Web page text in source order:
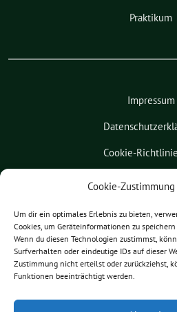
Cookie-
Um dir ein optimales Erlebnis zu bieten,
Cookies, um Geräteinformationen zu
Wenn du diesen Technologien zustimmst,
Surfverhalten oder eindeutige IDs auf dieser
Zustimmung nicht erteilst oder zurückziehst,
Funktionen beeinträchtigt werden.
Praktikum
Impressum
Cookie-
Praktikum